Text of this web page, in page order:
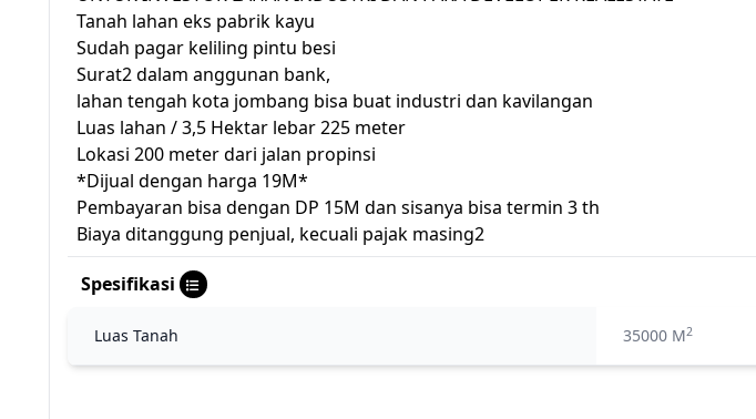
Tanah lahan eks pabrik kayu
Sudah pagar keliling pintu besi
Surat2 dalam anggunan bank,
lahan tengah kota jombang bisa buat industri dan kavilangan
Luas lahan / 3,5 Hektar lebar 225 meter
Lokasi 200 meter dari jalan propinsi
*Dijual dengan harga 19M*
Pembayaran bisa dengan DP 15M dan sisanya bisa termin 3 th
Biaya ditanggung penjual, kecuali pajak masing2
Spesifikasi
Luas Tanah 35000 M2